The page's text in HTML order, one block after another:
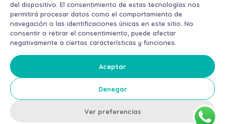
del dispositivo. El consentimiento de estas tecnologías nos
permitirá procesar datos como el comportamiento de
navegación o las identificaciones únicas en este sitio. No
consentir o retirar el consentimiento, puede afectar
negativamente a ciertas características y funciones.
Aceptar
Denegar
Ver preferencias
©2026AraMax Canarias S.L. Todos los derechos reservados.
Política de privacidad
Aviso Legal
Política de cookies